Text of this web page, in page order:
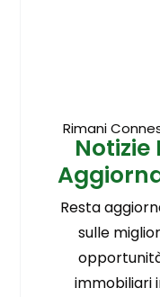
Rimani
Notizie
Resta
sulle
immobiliari